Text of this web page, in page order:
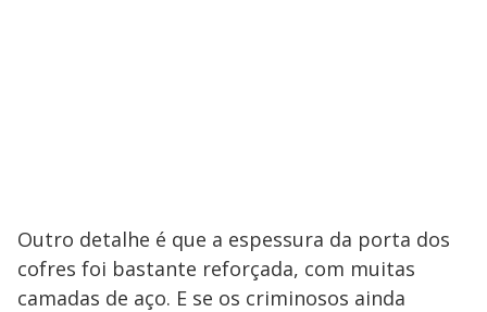
Outro detalhe é que a espessura da porta dos
cofres foi bastante reforçada, com muitas
camadas de aço. E se os criminosos ainda